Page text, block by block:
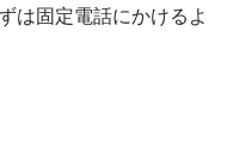
は固定電話にかけるよ